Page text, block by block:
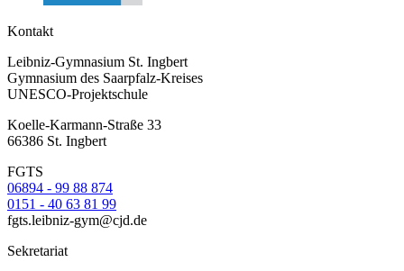
Kontakt
Leibniz-Gymnasium St. Ingbert
Gymnasium des Saarpfalz-Kreises
UNESCO-Projektschule
Koelle-Karmann-Straße 33
66386 St. Ingbert
FGTS
06894 - 99 88 874
0151 - 40 63 81 99
fgts.leibniz-gym@cjd.de
Sekretariat